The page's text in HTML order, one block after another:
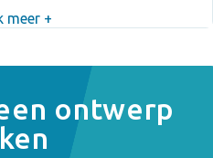
meer +
ontwerp